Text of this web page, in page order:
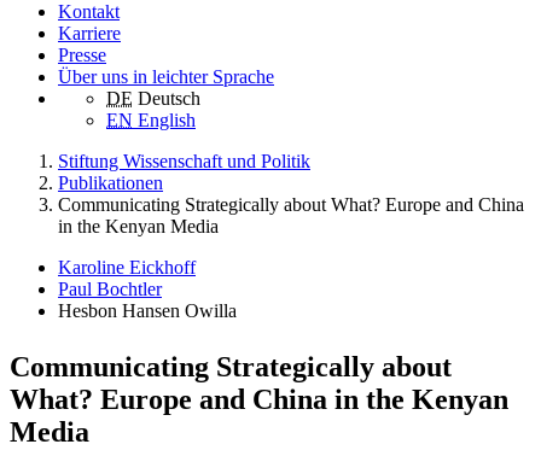
Kontakt
Karriere
Presse
Über uns in leichter Sprache
DE Deutsch
EN English
Stiftung Wissenschaft und Politik
Publikationen
Communicating Strategically about What? Europe and China
in the Kenyan Media
Karoline Eickhoff
Paul Bochtler
Hesbon Hansen Owilla
Communicating Strategically about
What? Europe and China in the Kenyan
Media